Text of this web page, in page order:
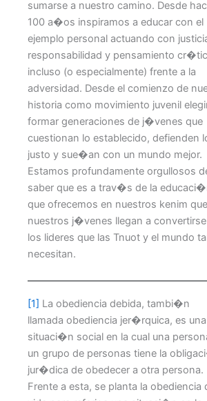
sumarse a nuestro camino. Desde
100 a�os inspiramos a educar con el
ejemplo personal actuando con
responsabilidad y pensamiento
incluso (o especialmente) frente a la
adversidad. Desde el comienzo de
historia como movimiento juvenil
formar generaciones de j�venes que
cuestionan lo establecido, defienden
justo y sue�an con un mundo mejor.
Estamos profundamente orgullosos
saber que es a trav�s de la
que ofrecemos en nuestros kenim que
nuestros j�venes llegan a
los lideres que las Tnuot y el mundo
necesitan.
[1] La obediencia debida, tambi�n
llamada obediencia jer�rquica, es una
situaci�n social en la cual una
un grupo de personas tiene la
jur�dica de obedecer a otra persona.
Frente a esta, se planta la obediencia